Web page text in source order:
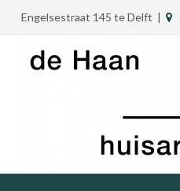
Engelsestraat 145 te Delft |